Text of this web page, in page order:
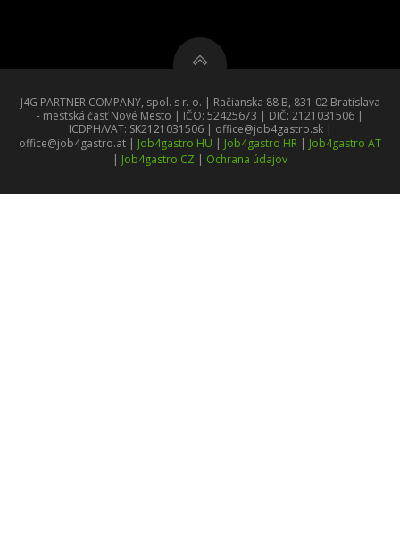
J4G PARTNER COMPANY, spol. s r. o. | Račianska 88 B, 831 02 Bratislava
- mestská časť Nové Mesto | IČO: 52425673 | DIČ: 2121031506 |
ICDPH/VAT: SK2121031506 | office@job4gastro.sk |
office@job4gastro.at | Job4gastro HU | Job4gastro HR | Job4gastro AT
| Job4gastro CZ | Ochrana údajov